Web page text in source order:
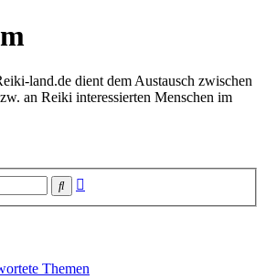
land.de dient dem Austausch zwischen
an Reiki interessierten Menschen im
Suche
Themen